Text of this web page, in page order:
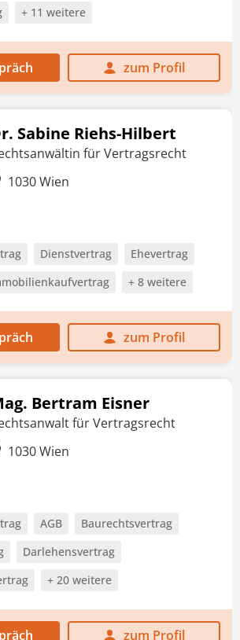
+ 11 weitere
zum Profil
Sabine Riehs-Hilbert
für Vertragsrecht
1030 Wien
Dienstvertrag
Ehevertrag
+ 8 weitere
zum Profil
Bertram Eisner
für Vertragsrecht
1030 Wien
AGB
Baurechtsvertrag
Darlehensvertrag
+ 20 weitere
zum Profil